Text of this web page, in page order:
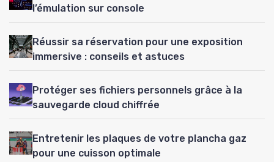
l’émulation sur console
Réussir sa réservation pour une exposition
immersive : conseils et astuces
Protéger ses fichiers personnels grâce à la
sauvegarde cloud chiffrée
Entretenir les plaques de votre plancha gaz
pour une cuisson optimale